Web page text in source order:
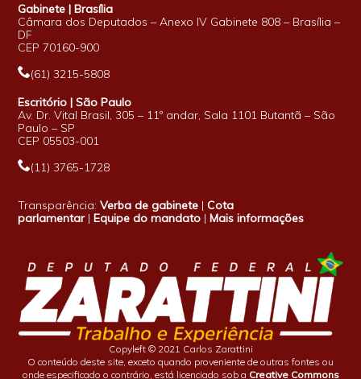
Gabinete | Brasília
Câmara dos Deputados – Anexo IV Gabinete 808 – Brasília –
DF
CEP 70160-900
(61) 3215-5808
Escritório | São Paulo
Av. Dr. Vital Brasil, 305 – 11º andar, Sala 1101 Butantã – São
Paulo – SP
CEP 05503-001
(11) 3765-1728
Transparência:Verba de gabinete |Cota
parlamentar|Equipe do mandato |Mais informações
Copyleft © 2021 Carlos Zarattini
O conteúdo deste site, exceto quando proveniente de outras fontes ou
onde especificado o contrário, está licenciado sob a Creative Commons